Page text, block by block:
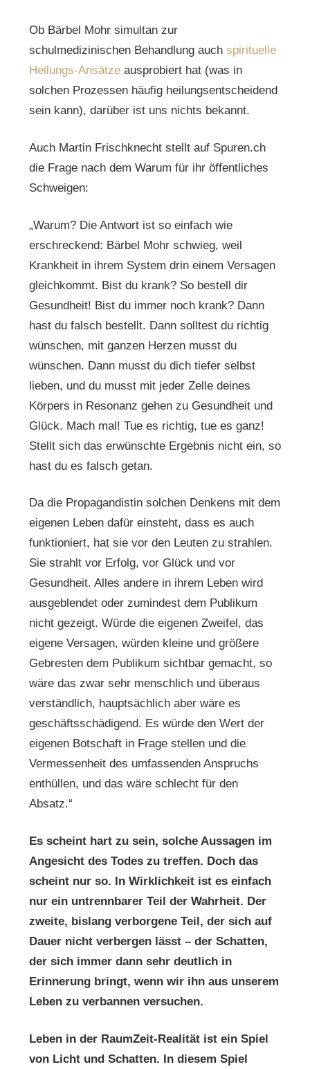
Ob Bärbel Mohr simultan zur
schulmedizinischen Behandlung auch spirituelle
Heilungs-Ansätze ausprobiert hat (was in
solchen Prozessen häufig heilungsentscheidend
sein kann), darüber ist uns nichts bekannt.
Auch Martin Frischknecht stellt auf Spuren.ch
die Frage nach dem Warum für ihr öffentliches
Schweigen:
„Warum? Die Antwort ist so einfach wie
erschreckend: Bärbel Mohr schwieg, weil
Krankheit in ihrem System drin einem Versagen
gleichkommt. Bist du krank? So bestell dir
Gesundheit! Bist du immer noch krank? Dann
hast du falsch bestellt. Dann solltest du richtig
wünschen, mit ganzen Herzen musst du
wünschen. Dann musst du dich tiefer selbst
lieben, und du musst mit jeder Zelle deines
Körpers in Resonanz gehen zu Gesundheit und
Glück. Mach mal! Tue es richtig, tue es ganz!
Stellt sich das erwünschte Ergebnis nicht ein, so
hast du es falsch getan.
Da die Propagandistin solchen Denkens mit dem
eigenen Leben dafür einsteht, dass es auch
funktioniert, hat sie vor den Leuten zu strahlen.
Sie strahlt vor Erfolg, vor Glück und vor
Gesundheit. Alles andere in ihrem Leben wird
ausgeblendet oder zumindest dem Publikum
nicht gezeigt. Würde die eigenen Zweifel, das
eigene Versagen, würden kleine und größere
Gebresten dem Publikum sichtbar gemacht, so
wäre das zwar sehr menschlich und überaus
verständlich, hauptsächlich aber wäre es
geschäftsschädigend. Es würde den Wert der
eigenen Botschaft in Frage stellen und die
Vermessenheit des umfassenden Anspruchs
enthüllen, und das wäre schlecht für den
Absatz.“
Es scheint hart zu sein, solche Aussagen im
Angesicht des Todes zu treffen. Doch das
scheint nur so. In Wirklichkeit ist es einfach
nur ein untrennbarer Teil der Wahrheit. Der
zweite, bislang verborgene Teil, der sich auf
Dauer nicht verbergen lässt – der Schatten,
der sich immer dann sehr deutlich in
Erinnerung bringt, wenn wir ihn aus unserem
Leben zu verbannen versuchen.
Leben in der RaumZeit-Realität ist ein Spiel
von Licht und Schatten. In diesem Spiel